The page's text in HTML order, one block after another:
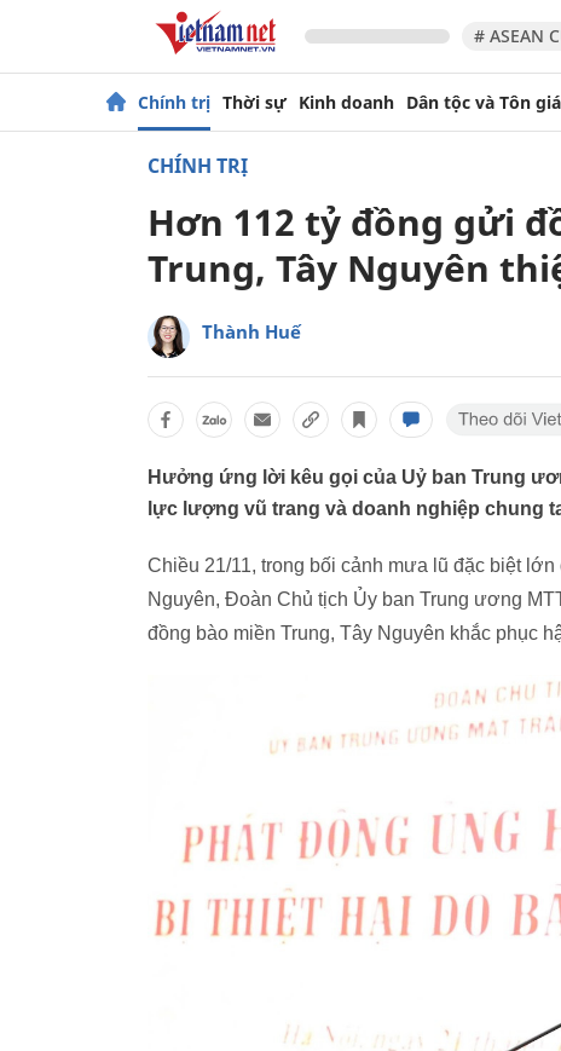
# ASEAN
Chính trị Thời sự Kinh doanh Dân tộc và Tôn
CHÍNH TRỊ
Hơn 112 tỷ đồng gửi
Trung, Tây Nguyên
Thành Huế
Hưởng ứng lời kêu gọi của Uỷ ban Trung
lực lượng vũ trang và doanh nghiệp chung
Chiều 21/11, trong bối cảnh mưa lũ đặc biệt
Nguyên, Đoàn Chủ tịch Ủy ban Trung ương
đồng bào miền Trung, Tây Nguyên khắc phục